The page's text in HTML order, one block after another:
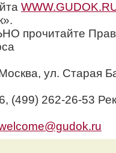
прочитайте
ул. Старая
(499) 262-26-53